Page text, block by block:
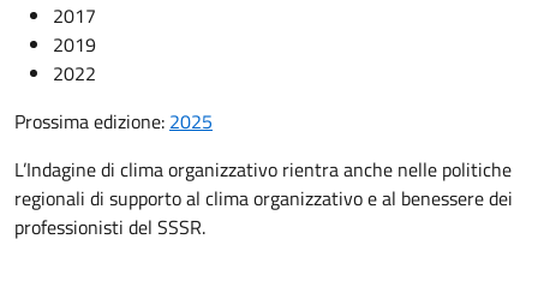
2017
2019
2022
Prossima edizione: 2025
L’Indagine di clima organizzativo rientra anche nelle politiche
regionali di supporto al clima organizzativo e al benessere dei
professionisti del SSSR.